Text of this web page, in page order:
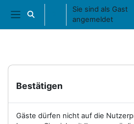
Zum Hauptinhalt
Website-Übersicht
Sucheingabe umschalten
Sie sind als Gast
angemeldet
Bestätigen
Gäste dürfen nicht auf die